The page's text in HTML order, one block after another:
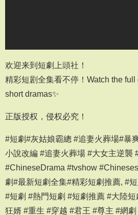
欢迎来到短劇上頭社！
精彩短剧全集看不停！Watch the
short dramas✨
正版授权，侵权必究！
#短劇#灰姑娘霸總 #追妻火葬場#暴
小說改編 #追妻火葬場 #大女主逆襲
#ChineseDrama #tvshow
劇#最新短劇全集#精彩短劇推薦, #
#短劇 #熱門短劇 #短劇推薦 #大陸
狂婿 #重生 #穿越 #君王 #尊主 #網